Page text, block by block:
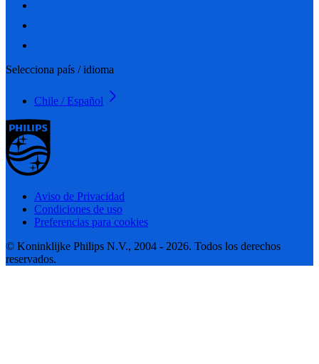
Selecciona país / idioma
Chile / Español
Aviso de Privacidad
Condiciones de uso
Preferencias para cookies
© Koninklijke Philips N.V., 2004 - 2026. Todos los derechos
reservados.